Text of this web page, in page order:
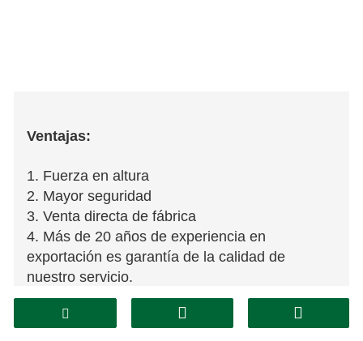
Ventajas:
1. Fuerza en altura
2. Mayor seguridad
3. Venta directa de fábrica
4. Más de 20 años de experiencia en
exportación es garantía de la calidad de
nuestro servicio.